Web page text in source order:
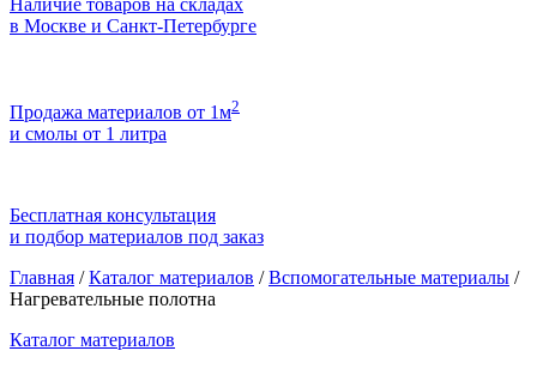
Наличие товаров на складах
в Москве и Санкт-Петербурге
Продажа материалов от 1м2
и смолы от 1 литра
Бесплатная консультация
и подбор материалов под заказ
Главная / Каталог материалов / Вспомогательные материалы /
Нагревательные полотна
Каталог материалов